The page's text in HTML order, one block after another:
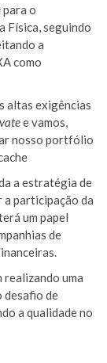
para o
Física, seguindo
a
como
altas exigências
e vamos,
nosso portfólio
a estratégia de
a participação da
um papel
de
realizando uma
desafio de
a qualidade no